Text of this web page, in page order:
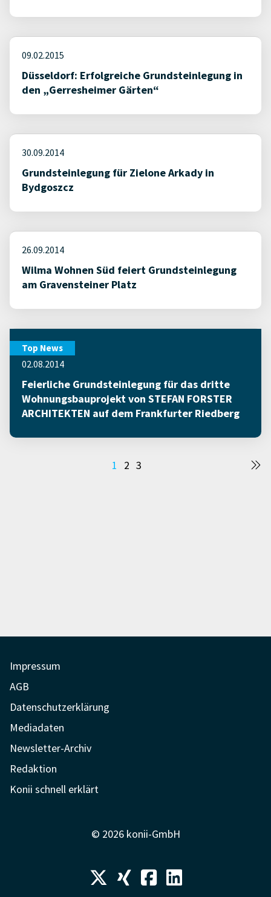
09.02.2015
Düsseldorf: Erfolgreiche Grundsteinlegung in
den „Gerresheimer Gärten“
30.09.2014
Grundsteinlegung für Zielone Arkady in
Bydgoszcz
26.09.2014
Wilma Wohnen Süd feiert Grundsteinlegung
am Gravensteiner Platz
Top News
02.08.2014
Feierliche Grundsteinlegung für das dritte
Wohnungsbauprojekt von STEFAN FORSTER
ARCHITEKTEN auf dem Frankfurter Riedberg
Seitennummerierung
1 2 3
Impressum
AGB
Datenschutzerklärung
Mediadaten
Newsletter-Archiv
Redaktion
Konii schnell erklärt
© 2026 konii-GmbH